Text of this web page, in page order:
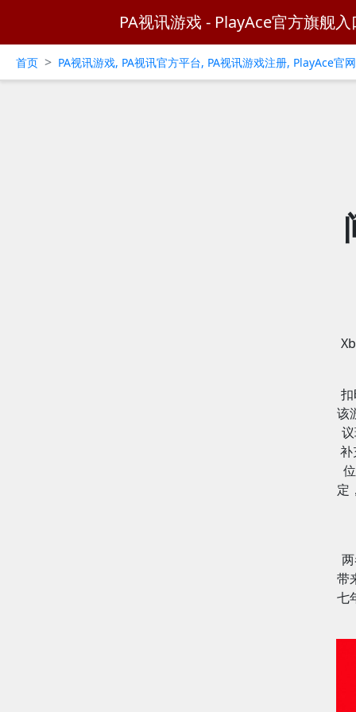
PA视讯游戏 - PlayAce官方旗舰入
首页 > PA视讯游戏, PA视讯官方平台, PA视讯游戏注册, PlayAce官
该
补
定
带
七